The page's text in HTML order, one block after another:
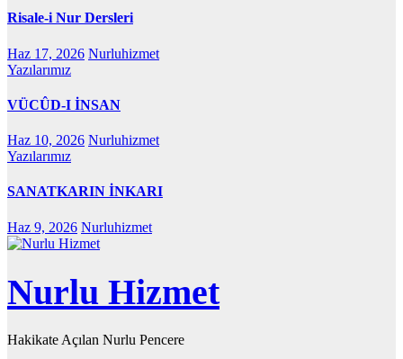
Risale-i Nur Dersleri
Haz 17, 2026 Nurluhizmet
Yazılarımız
VÜCÛD-I İNSAN
Haz 10, 2026 Nurluhizmet
Yazılarımız
SANATKARIN İNKARI
Haz 9, 2026 Nurluhizmet
Nurlu Hizmet
Hakikate Açılan Nurlu Pencere